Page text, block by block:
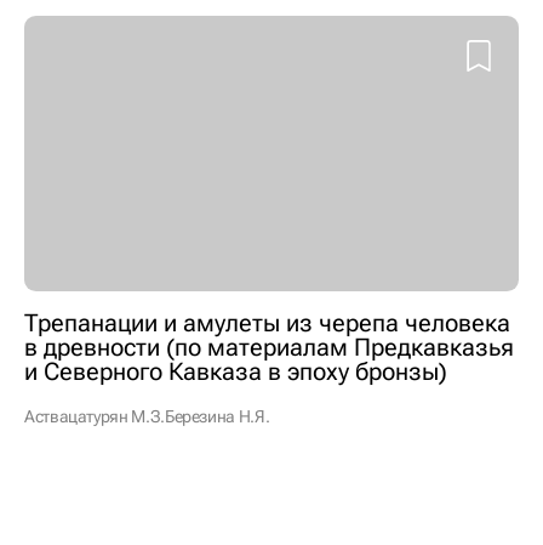
Трепанации и амулеты из черепа человека
в древности (по материалам Предкавказья
и Северного Кавказа в эпоху бронзы)
Аствацатурян М.З.Березина Н.Я.